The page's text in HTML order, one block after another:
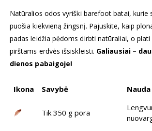
Natūralios odos vyriški barefoot batai, kurie
puošia kiekvieną žingsnį. Pajuskite, kaip
padas leidžia pėdoms dirbti natūraliai, o
pirštams erdvės išsiskleisti. Galiausiai –
dienos pabaigoje!
Ikona Savybė Nauda
Tik 350 g pora